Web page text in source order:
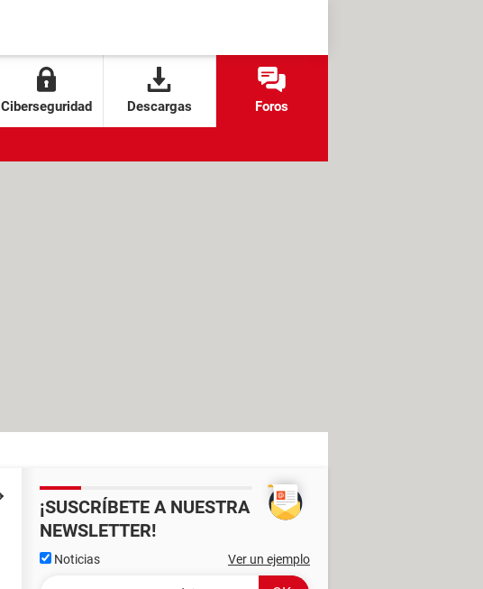
Ciberseguridad Descargas Foros
¡SUSCRÍBETE A NUESTRA
NEWSLETTER!
Noticias Ver un ejemplo